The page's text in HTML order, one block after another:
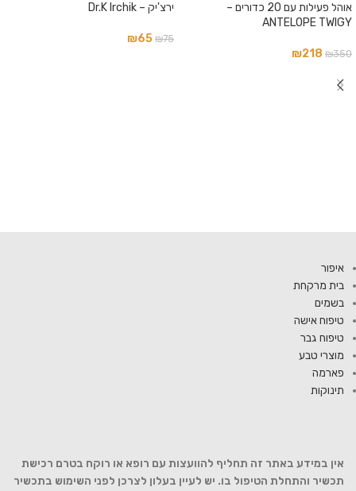
אוהל פעילות עם 20 כדורים –
ANTELOPE TWIGY
₪350
₪218
ירצ'יק – Dr.K Irchik
₪75
₪65
איפור
בית מרקחת
בשמים
טיפוח אישה
טיפוח גבר
מוצרי טבע
פארמה
תינוקות
אין במידע באתר זה תחליף להוועצות עם רופא או רוקח בטרם רכישת
תכשיר והתחלת הטיפול בו. יש לעיין בעלון לצרכן לפני השימוש בתכשיר